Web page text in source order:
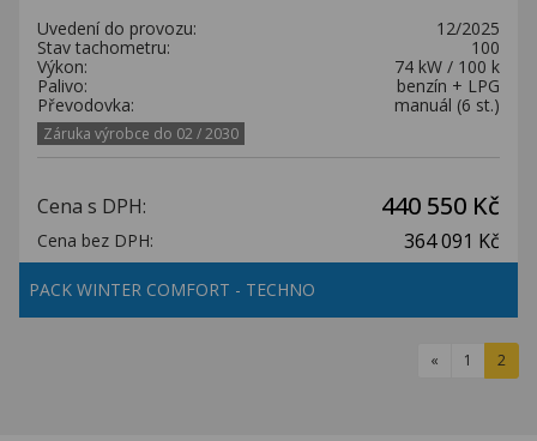
Uvedení do provozu:
12/2025
Stav tachometru:
100
Výkon:
74 kW / 100 k
Palivo:
benzín + LPG
Převodovka:
manuál (6 st.)
Záruka výrobce do 02 / 2030
Cena s DPH: 440 550 Kč
Cena bez DPH: 364 091 Kč
PACK WINTER COMFORT - TECHNO
« 1 2